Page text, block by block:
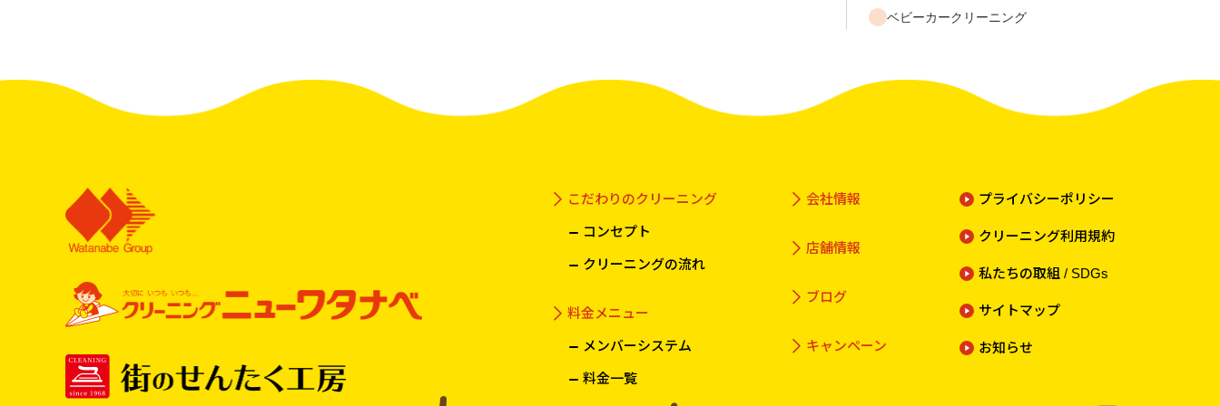
ベビーカークリーニング
こだわりのクリーニング
コンセプト
クリーニングの流れ
料金メニュー
メンバーシステム
料金一覧
会社情報
店舗情報
ブログ
キャンペーン
プライバシーポリシー
クリーニング利用規約
私たちの取組 / SDGs
サイトマップ
お知らせ